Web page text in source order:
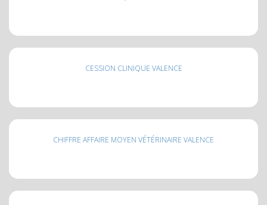
CESSION CLINIQUE VALENCE
CHIFFRE AFFAIRE MOYEN VÉTÉRINAIRE VALENCE